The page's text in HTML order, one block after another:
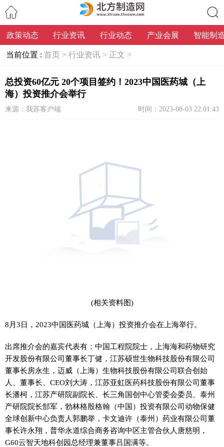
搜索
政策动态 行业资讯 行业动态 产业会展 智能制
当前位置 : 首页 > 行业资讯 > 正文 >
总投资60亿元 20个项目签约！2023中国医药城（上
海）投资推介会举行
来源：我苏客户端 时间：2023-08-03 22:01:43
(相关资料图)
8月3日，2023中国医药城（上海）投资推介会在上海举行。
出席推介会的嘉宾代表有：中国工程院院士，上海海和药物研究
开发股份有限公司董事长丁健，江苏硕世生物科技股份有限公司
董事长房永生，迈威（上海）生物科技股份有限公司联合创始
人、董事长、CEO刘大涛，江苏亚虹医药科技股份有限公司董事
长潘柯，江苏产研院副院长、长三角国创中心管委会委员、泰州
产研院院长郜军，勃林格殷格翰（中国）投资有限公司动物保健
全球创新中心负责人郭鹏举，卡文迪许（泰州）药业有限公司董
事长许永翔，普华永道综合商务咨询中区主管合伙人唐慈明，
G60云智天地科创园总经理兼董事吕国满等。